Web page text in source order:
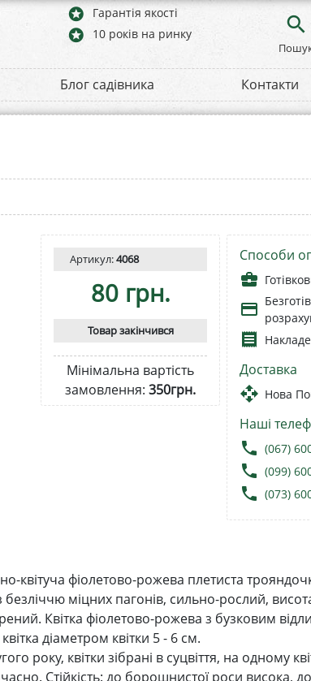
stars Гарантія якості
stars 10 років на ринку search
Блог садівника Контакти
Артикул:4068
80 грн.
Товар закінчився
Мінімальна вартість
замовлення: 350грн.
Способи
business_center
payment
receipt
Доставка
open_with Нова
Наші
local_phone (067)
local_phone (099)
local_phone (073)
квітуча фіолетово-рожева плетиста
міцних пагонів, сильно-рослий,
Квітка фіолетово-рожева з бузковим
діаметром квітки 5 - 6 см.
року, квітки зібрані в суцвіття, на одному
Стійкість: до борошнистої роси висока,